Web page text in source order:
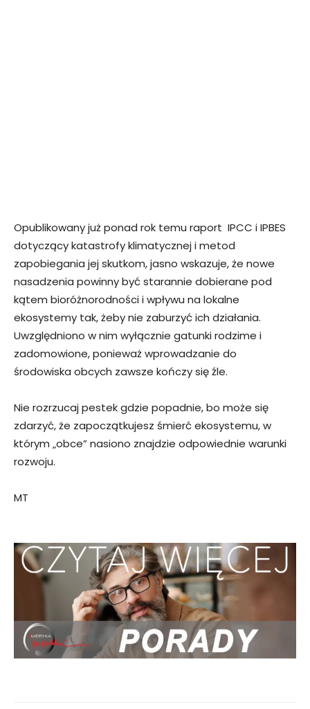
Opublikowany już ponad rok temu raport IPCC i IPBES
dotyczący katastrofy klimatycznej i metod
zapobiegania jej skutkom, jasno wskazuje, że nowe
nasadzenia powinny być starannie dobierane pod
kątem bioróżnorodności i wpływu na lokalne
ekosystemy tak, żeby nie zaburzyć ich działania.
Uwzględniono w nim wyłącznie gatunki rodzime i
zadomowione, ponieważ wprowadzanie do
środowiska obcych zawsze kończy się źle.
Nie rozrzucaj pestek gdzie popadnie, bo może się
zdarzyć, że zapoczątkujesz śmierć ekosystemu, w
którym „obce” nasiono znajdzie odpowiednie warunki
rozwoju.
MT